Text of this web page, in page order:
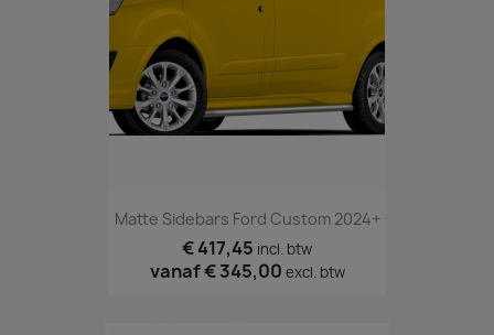
Matte Sidebars Ford Custom 2024+
€ 417,45 incl. btw
vanaf€ 345,00 excl. btw